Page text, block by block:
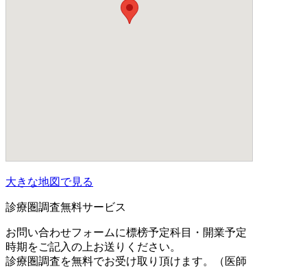
大きな地図で見る
診療圏調査無料サービス
お問い合わせフォームに標榜予定科目・開業予定
時期をご記入の上お送りください。
診療圏調査を無料でお受け取り頂けます。（医師